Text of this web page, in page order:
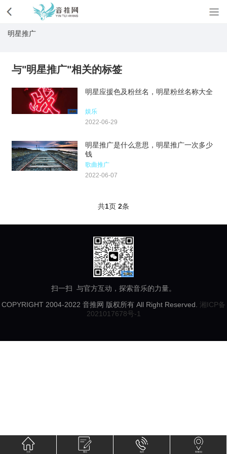
明星推广
与"明星推广"相关的标签
明星应援色及粉丝名，明星粉丝名称大全
娱乐
2022-06-29
明星推广是什么意思，明星推广一次多少
钱
歌曲推广
2022-06-07
共1页 2条
扫一扫 与官方互动，探索音乐的力量。
COPYRIGHT 2004-2022 音推网 版权所有 All Right Reserved. 湘ICP备
2021017678号-1
主页 微信 电话 客服QQ